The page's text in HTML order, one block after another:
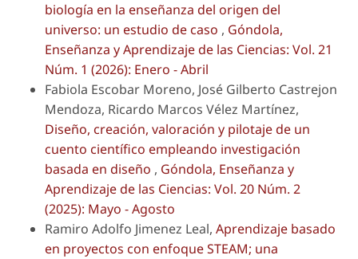
biología en la enseñanza del origen del
universo: un estudio de caso , Góndola,
Enseñanza y Aprendizaje de las Ciencias: Vol. 21
Núm. 1 (2026): Enero - Abril
Fabiola Escobar Moreno, José Gilberto Castrejon
Mendoza, Ricardo Marcos Vélez Martínez,
Diseño, creación, valoración y pilotaje de un
cuento científico empleando investigación
basada en diseño , Góndola, Enseñanza y
Aprendizaje de las Ciencias: Vol. 20 Núm. 2
(2025): Mayo - Agosto
Ramiro Adolfo Jimenez Leal, Aprendizaje basado
en proyectos con enfoque STEAM; una